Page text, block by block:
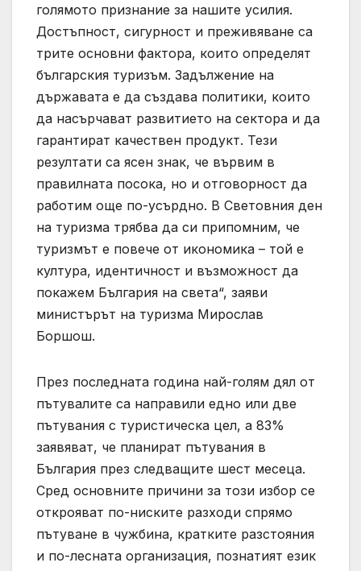
голямото признание за нашите усилия.
Достъпност, сигурност и преживяване са
трите основни фактора, които определят
българския туризъм. Задължение на
държавата е да създава политики, които
да насърчават развитието на сектора и да
гарантират качествен продукт. Тези
резултати са ясен знак, че вървим в
правилната посока, но и отговорност да
работим още по-усърдно. В Световния ден
на туризма трябва да си припомним, че
туризмът е повече от икономика – той е
култура, идентичност и възможност да
покажем България на света“, заяви
министърът на туризма Мирослав
Боршош.
През последната година най-голям дял от
пътувалите са направили едно или две
пътувания с туристическа цел, а 83%
заявяват, че планират пътувания в
България през следващите шест месеца.
Сред основните причини за този избор се
открояват по-ниските разходи спрямо
пътуване в чужбина, кратките разстояния
и по-лесната организация, познатият език